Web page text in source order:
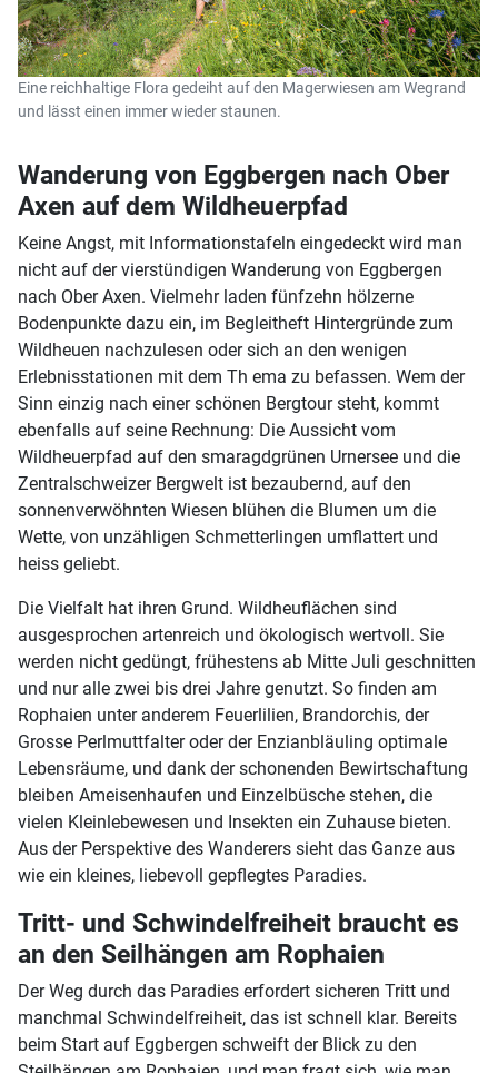
Eine reichhaltige Flora gedeiht auf den Magerwiesen am Wegrand
und lässt einen immer wieder staunen.
Wanderung von Eggbergen nach Ober
Axen auf dem Wildheuerpfad
Keine Angst, mit Informationstafeln eingedeckt wird man
nicht auf der vierstündigen Wanderung von Eggbergen
nach Ober Axen. Vielmehr laden fünfzehn hölzerne
Bodenpunkte dazu ein, im Begleitheft Hintergründe zum
Wildheuen nachzulesen oder sich an den wenigen
Erlebnisstationen mit dem Th ema zu befassen. Wem der
Sinn einzig nach einer schönen Bergtour steht, kommt
ebenfalls auf seine Rechnung: Die Aussicht vom
Wildheuerpfad auf den smaragdgrünen Urnersee und die
Zentralschweizer Bergwelt ist bezaubernd, auf den
sonnenverwöhnten Wiesen blühen die Blumen um die
Wette, von unzähligen Schmetterlingen umflattert und
heiss geliebt.
Die Vielfalt hat ihren Grund. Wildheuflächen sind
ausgesprochen artenreich und ökologisch wertvoll. Sie
werden nicht gedüngt, frühestens ab Mitte Juli geschnitten
und nur alle zwei bis drei Jahre genutzt. So finden am
Rophaien unter anderem Feuerlilien, Brandorchis, der
Grosse Perlmuttfalter oder der Enzianbläuling optimale
Lebensräume, und dank der schonenden Bewirtschaftung
bleiben Ameisenhaufen und Einzelbüsche stehen, die
vielen Kleinlebewesen und Insekten ein Zuhause bieten.
Aus der Perspektive des Wanderers sieht das Ganze aus
wie ein kleines, liebevoll gepflegtes Paradies.
Tritt- und Schwindelfreiheit braucht es
an den Seilhängen am Rophaien
Der Weg durch das Paradies erfordert sicheren Tritt und
manchmal Schwindelfreiheit, das ist schnell klar. Bereits
beim Start auf Eggbergen schweift der Blick zu den